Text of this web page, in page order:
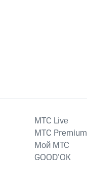
MTС Live
MTС Premium
Мой МТС
GOOD’OK